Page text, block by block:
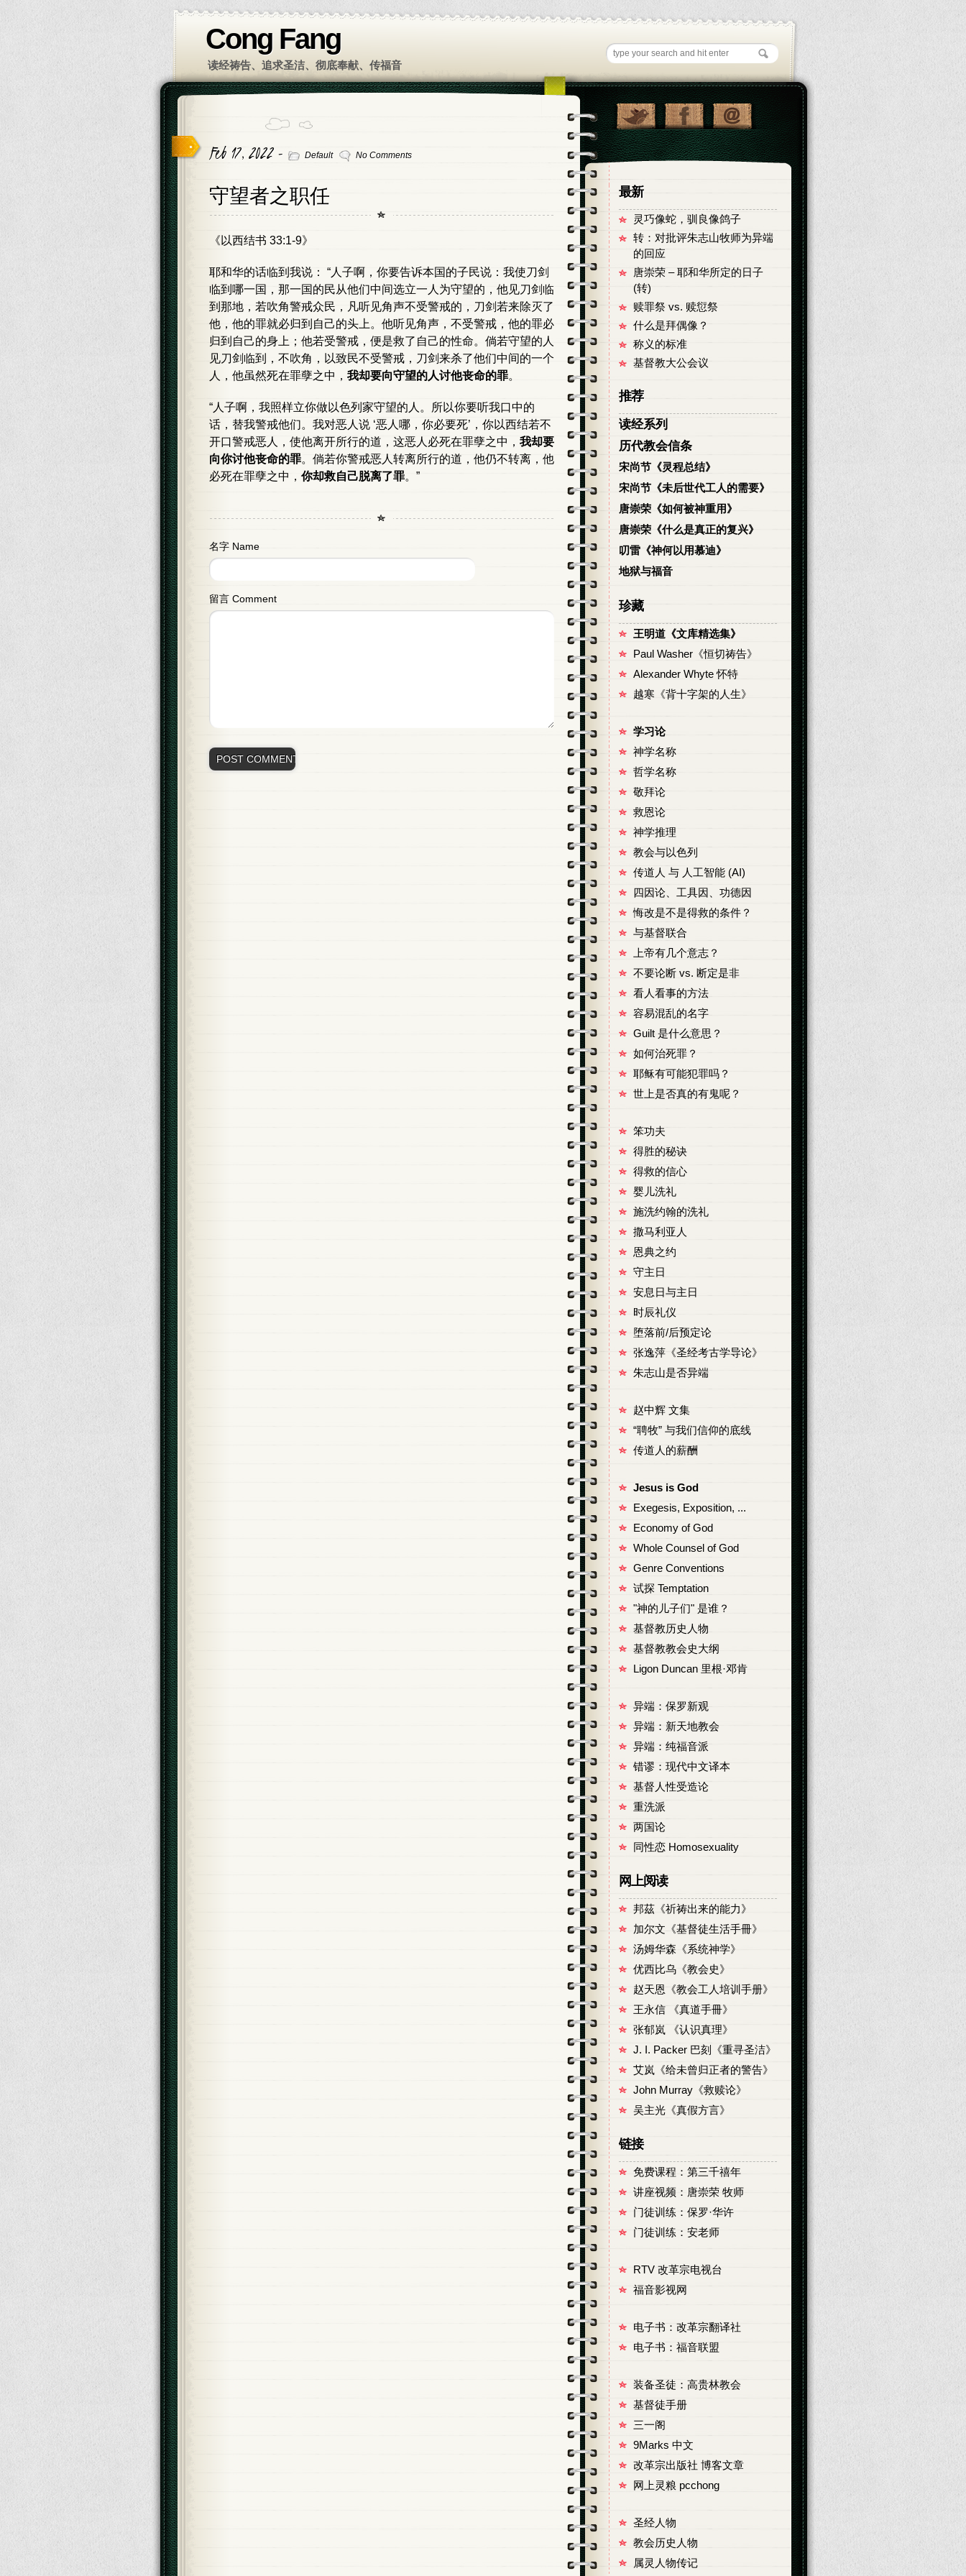
Cong Fang
读经祷告、追求圣洁、彻底奉献、传福音
Feb 17, 2022 - Default No Comments
守望者之职任
《以西结书 33:1-9》
耶和华的话临到我说： “人子啊，你要告诉本国的子民说：我使刀剑
临到哪一国，那一国的民从他们中间选立一人为守望的，他见刀剑临
到那地，若吹角警戒众民，凡听见角声不受警戒的，刀剑若来除灭了
他，他的罪就必归到自己的头上。他听见角声，不受警戒，他的罪必
归到自己的身上；他若受警戒，便是救了自己的性命。倘若守望的人
见刀剑临到，不吹角，以致民不受警戒，刀剑来杀了他们中间的一个
人，他虽然死在罪孽之中， 我却要向守望的人讨他丧命的罪。
“人子啊，我照样立你做以色列家守望的人。所以你要听我口中的
话，替我警戒他们。我对恶人说 ‘恶人哪，你必要死’，你以西结若不
开口警戒恶人，使他离开所行的道，这恶人必死在罪孽之中， 我却要
向你讨他丧命的罪。倘若你警戒恶人转离所行的道，他仍不转离，他
必死在罪孽之中， 你却救自己脱离了罪。”
名字 Name
留言 Comment
最新
灵巧像蛇，驯良像鸽子
转：对批评朱志山牧师为异端
的回应
唐崇荣 – 耶和华所定的日子
(转)
赎罪祭 vs. 赎愆祭
什么是拜偶像？
称义的标准
基督教大公会议
推荐
读经系列
历代教会信条
宋尚节《灵程总结》
宋尚节《未后世代工人的需要》
唐崇荣《如何被神重用》
唐崇荣《什么是真正的复兴》
叨雷《神何以用慕迪》
地狱与福音
珍藏
王明道《文库精选集》
Paul Washer《恒切祷告》
Alexander Whyte 怀特
越寒《背十字架的人生》
学习论
神学名称
哲学名称
敬拜论
救恩论
神学推理
教会与以色列
传道人 与 人工智能 (AI)
四因论、工具因、功德因
悔改是不是得救的条件？
与基督联合
上帝有几个意志？
不要论断 vs. 断定是非
看人看事的方法
容易混乱的名字
Guilt 是什么意思？
如何治死罪？
耶稣有可能犯罪吗？
世上是否真的有鬼呢？
笨功夫
得胜的秘诀
得救的信心
婴儿洗礼
施洗约翰的洗礼
撒马利亚人
恩典之约
守主日
安息日与主日
时辰礼仪
堕落前/后预定论
张逸萍《圣经考古学导论》
朱志山是否异端
赵中辉 文集
“聘牧” 与我们信仰的底线
传道人的薪酬
Jesus is God
Exegesis, Exposition, ...
Economy of God
Whole Counsel of God
Genre Conventions
试探 Temptation
"神的儿子们" 是谁？
基督教历史人物
基督教教会史大纲
Ligon Duncan 里根·邓肯
异端：保罗新观
异端：新天地教会
异端：纯福音派
错谬：现代中文译本
基督人性受造论
重洗派
两国论
同性恋 Homosexuality
网上阅读
邦茲《祈祷出来的能力》
加尔文《基督徒生活手冊》
汤姆华森《系统神学》
优西比乌《教会史》
赵天恩《教会工人培训手册》
王永信 《真道手冊》
张郁岚 《认识真理》
J. I. Packer 巴刻《重寻圣洁》
艾岚《给未曾归正者的警告》
John Murray《救赎论》
吴主光《真假方言》
链接
免费课程：第三千禧年
讲座视频：唐崇荣 牧师
门徒训练：保罗·华许
门徒训练：安老师
RTV 改革宗电视台
福音影视网
电子书：改革宗翻译社
电子书：福音联盟
装备圣徒：高贵林教会
基督徒手册
三一阁
9Marks 中文
改革宗出版社 博客文章
网上灵粮 pcchong
圣经人物
教会历史人物
属灵人物传记